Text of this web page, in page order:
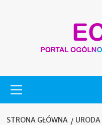
główne
STRONA GŁÓWNA URODA